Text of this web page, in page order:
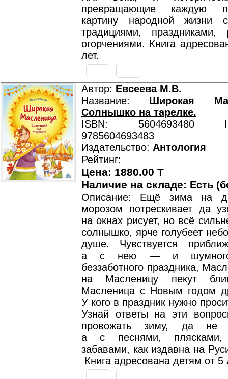
превращающие каждую
картину народной
традициями, праздниками,
огорчениями. Книга
лет.
Автор: Евсеева М.В.
Название: Широкая
Солнышко на тарелке.
ISBN: 5604693480
9785604693483
Издательство: Антология
Рейтинг:
Цена: 1880.00 T
Наличие на складе: Есть
Описание: Ещё зима на
морозом потрескивает да
на окнах рисует, но всё
солнышко, ярче голубеет
душе. Чувствуется
а с нею — и шумного,
беззаботного праздника,
на Масленицу пекут
Масленица с Новым годом
У кого в праздник нужно
Узнай ответы на эти
провожать зиму, да не
а с песнями,
забавами, как издавна на
Книга адресована детям от 5